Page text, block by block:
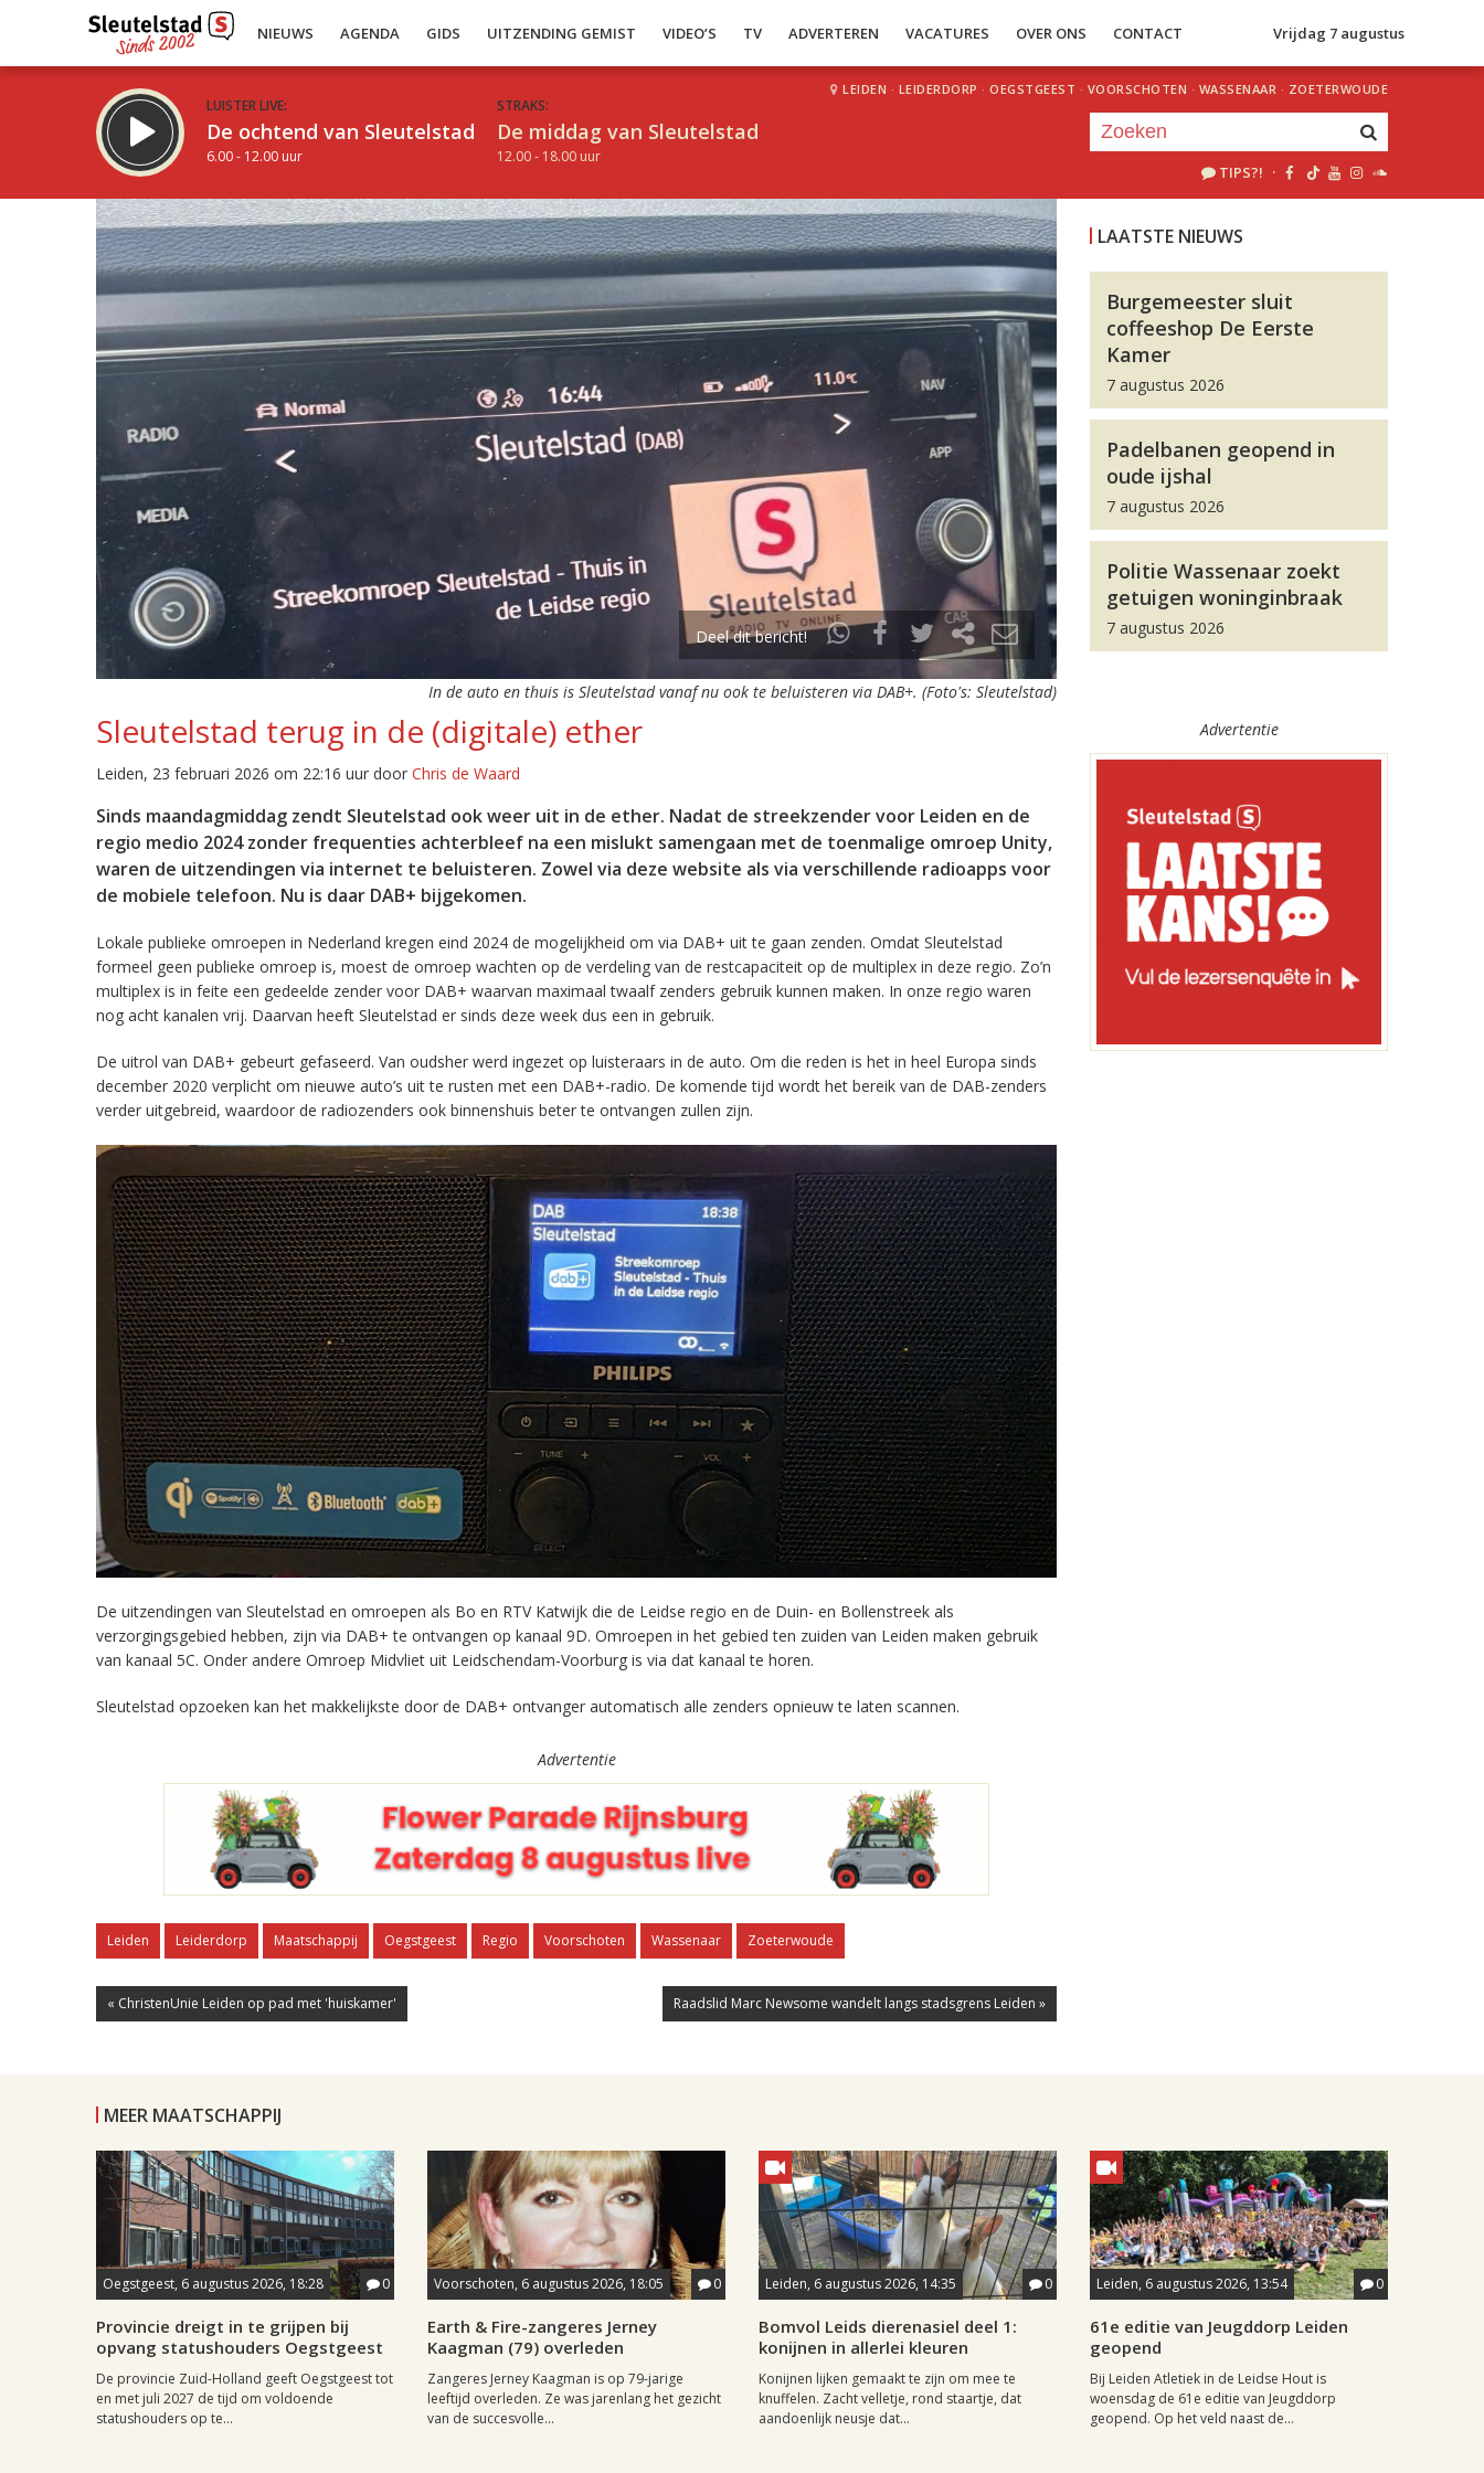
NIEUWS AGENDA GIDS UITZENDING GEMIST VIDEO’S TV ADVERTEREN VACATURES OVER ONS CONTACT Vrijdag 7 augustus
LUISTER LIVE:
De ochtend van Sleutelstad
6.00 - 12.00 uur
STRAKS:
De middag van Sleutelstad
12.00 - 18.00 uur
LEIDEN · LEIDERDORP · OEGSTGEEST · VOORSCHOTEN · WASSENAAR · ZOETERWOUDE
TIPS?! ·
Deel dit bericht!
In de auto en thuis is Sleutelstad vanaf nu ook te beluisteren via DAB+. (Foto's: Sleutelstad)
Sleutelstad terug in de (digitale) ether
Leiden, 23 februari 2026 om 22:16 uur door Chris de Waard
Sinds maandagmiddag zendt Sleutelstad ook weer uit in de ether. Nadat de streekzender voor Leiden en de
regio medio 2024 zonder frequenties achterbleef na een mislukt samengaan met de toenmalige omroep Unity,
waren de uitzendingen via internet te beluisteren. Zowel via deze website als via verschillende radioapps voor
de mobiele telefoon. Nu is daar DAB+ bijgekomen.
Lokale publieke omroepen in Nederland kregen eind 2024 de mogelijkheid om via DAB+ uit te gaan zenden. Omdat Sleutelstad
formeel geen publieke omroep is, moest de omroep wachten op de verdeling van de restcapaciteit op de multiplex in deze regio. Zo’n
multiplex is in feite een gedeelde zender voor DAB+ waarvan maximaal twaalf zenders gebruik kunnen maken. In onze regio waren
nog acht kanalen vrij. Daarvan heeft Sleutelstad er sinds deze week dus een in gebruik.
De uitrol van DAB+ gebeurt gefaseerd. Van oudsher werd ingezet op luisteraars in de auto. Om die reden is het in heel Europa sinds
december 2020 verplicht om nieuwe auto’s uit te rusten met een DAB+-radio. De komende tijd wordt het bereik van de DAB-zenders
verder uitgebreid, waardoor de radiozenders ook binnenshuis beter te ontvangen zullen zijn.
De uitzendingen van Sleutelstad en omroepen als Bo en RTV Katwijk die de Leidse regio en de Duin- en Bollenstreek als
verzorgingsgebied hebben, zijn via DAB+ te ontvangen op kanaal 9D. Omroepen in het gebied ten zuiden van Leiden maken gebruik
van kanaal 5C. Onder andere Omroep Midvliet uit Leidschendam-Voorburg is via dat kanaal te horen.
Sleutelstad opzoeken kan het makkelijkste door de DAB+ ontvanger automatisch alle zenders opnieuw te laten scannen.
Advertentie
Leiden Leiderdorp Maatschappij Oegstgeest Regio Voorschoten Wassenaar Zoeterwoude
« ChristenUnie Leiden op pad met 'huiskamer' Raadslid Marc Newsome wandelt langs stadsgrens Leiden »
LAATSTE NIEUWS
Burgemeester sluit
coffeeshop De Eerste
Kamer
7 augustus 2026
Padelbanen geopend in
oude ijshal
7 augustus 2026
Politie Wassenaar zoekt
getuigen woninginbraak
7 augustus 2026
Advertentie
MEER MAATSCHAPPIJ
Oegstgeest, 6 augustus 2026, 18:28 0
Provincie dreigt in te grijpen bij
opvang statushouders Oegstgeest
De provincie Zuid-Holland geeft Oegstgeest tot
en met juli 2027 de tijd om voldoende
statushouders op te...
Voorschoten, 6 augustus 2026, 18:05 0
Earth & Fire-zangeres Jerney
Kaagman (79) overleden
Zangeres Jerney Kaagman is op 79-jarige
leeftijd overleden. Ze was jarenlang het gezicht
van de succesvolle...
Leiden, 6 augustus 2026, 14:35 0
Bomvol Leids dierenasiel deel 1:
konijnen in allerlei kleuren
Konijnen lijken gemaakt te zijn om mee te
knuffelen. Zacht velletje, rond staartje, dat
aandoenlijk neusje dat...
Leiden, 6 augustus 2026, 13:54 0
61e editie van Jeugddorp Leiden
geopend
Bij Leiden Atletiek in de Leidse Hout is
woensdag de 61e editie van Jeugddorp
geopend. Op het veld naast de...